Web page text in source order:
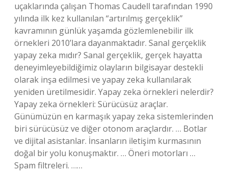
uçaklarında çalışan Thomas Caudell tarafından 1990
yılında ilk kez kullanılan “artırılmış gerçeklik”
kavramının günlük yaşamda gözlemlenebilir ilk
örnekleri 2010’lara dayanmaktadır. Sanal gerçeklik
yapay zeka mıdır? Sanal gerçeklik, gerçek hayatta
deneyimleyebildiğimiz olayların bilgisayar destekli
olarak inşa edilmesi ve yapay zeka kullanılarak
yeniden üretilmesidir. Yapay zeka örnekleri nelerdir?
Yapay zeka örnekleri: Sürücüsüz araçlar.
Günümüzün en karmaşık yapay zeka sistemlerinden
biri sürücüsüz ve diğer otonom araçlardır. … Botlar
ve dijital asistanlar. İnsanların iletişim kurmasının
doğal bir yolu konuşmaktır. … Öneri motorları …
Spam filtreleri. ……